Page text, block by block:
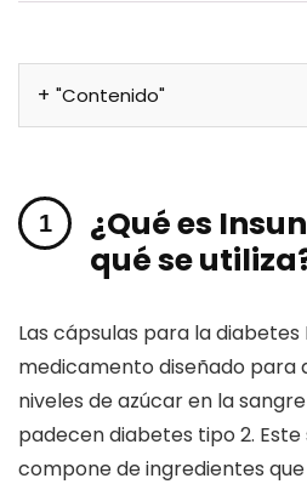
"Contenido"
¿Qué es
qué se
Las cápsulas para la diabetes
medicamento diseñado para
niveles de azúcar en la
padecen diabetes tipo 2.
compone de ingredientes